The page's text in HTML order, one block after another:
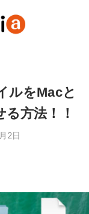
ルをMacと
方法！！
2日